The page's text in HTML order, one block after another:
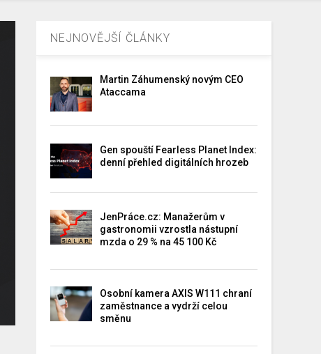
NEJNOVĚJŠÍ ČLÁNKY
Martin Záhumenský novým CEO
Ataccama
Gen spouští Fearless Planet Index:
denní přehled digitálních hrozeb
JenPráce.cz: Manažerům v
gastronomii vzrostla nástupní
mzda o 29 % na 45 100 Kč
Osobní kamera AXIS W111 chraní
zaměstnance a vydrží celou
směnu